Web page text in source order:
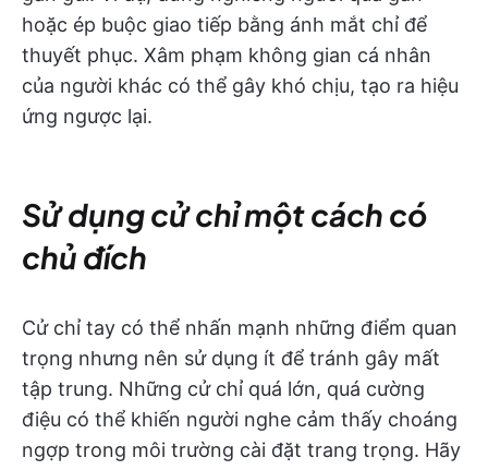
hoặc ép buộc giao tiếp bằng ánh mắt chỉ để
thuyết phục. Xâm phạm không gian cá nhân
của người khác có thể gây khó chịu, tạo ra hiệu
ứng ngược lại.
Sử dụng cử chỉ một cách có
chủ đích
Cử chỉ tay có thể nhấn mạnh những điểm quan
trọng nhưng nên sử dụng ít để tránh gây mất
tập trung. Những cử chỉ quá lớn, quá cường
điệu có thể khiến người nghe cảm thấy choáng
ngợp trong môi trường cài đặt trang trọng. Hãy